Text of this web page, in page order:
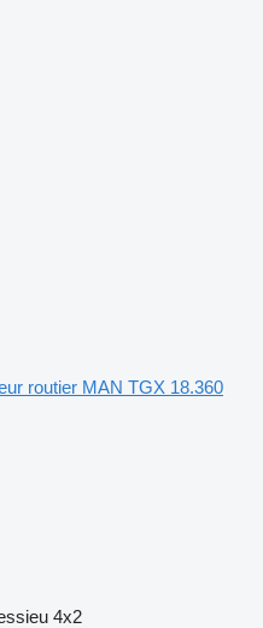
routier MAN TGX 18.360
4x2